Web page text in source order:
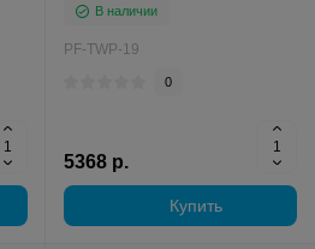
В наличии
PF-TWP-19
0
5368 р.
Купить